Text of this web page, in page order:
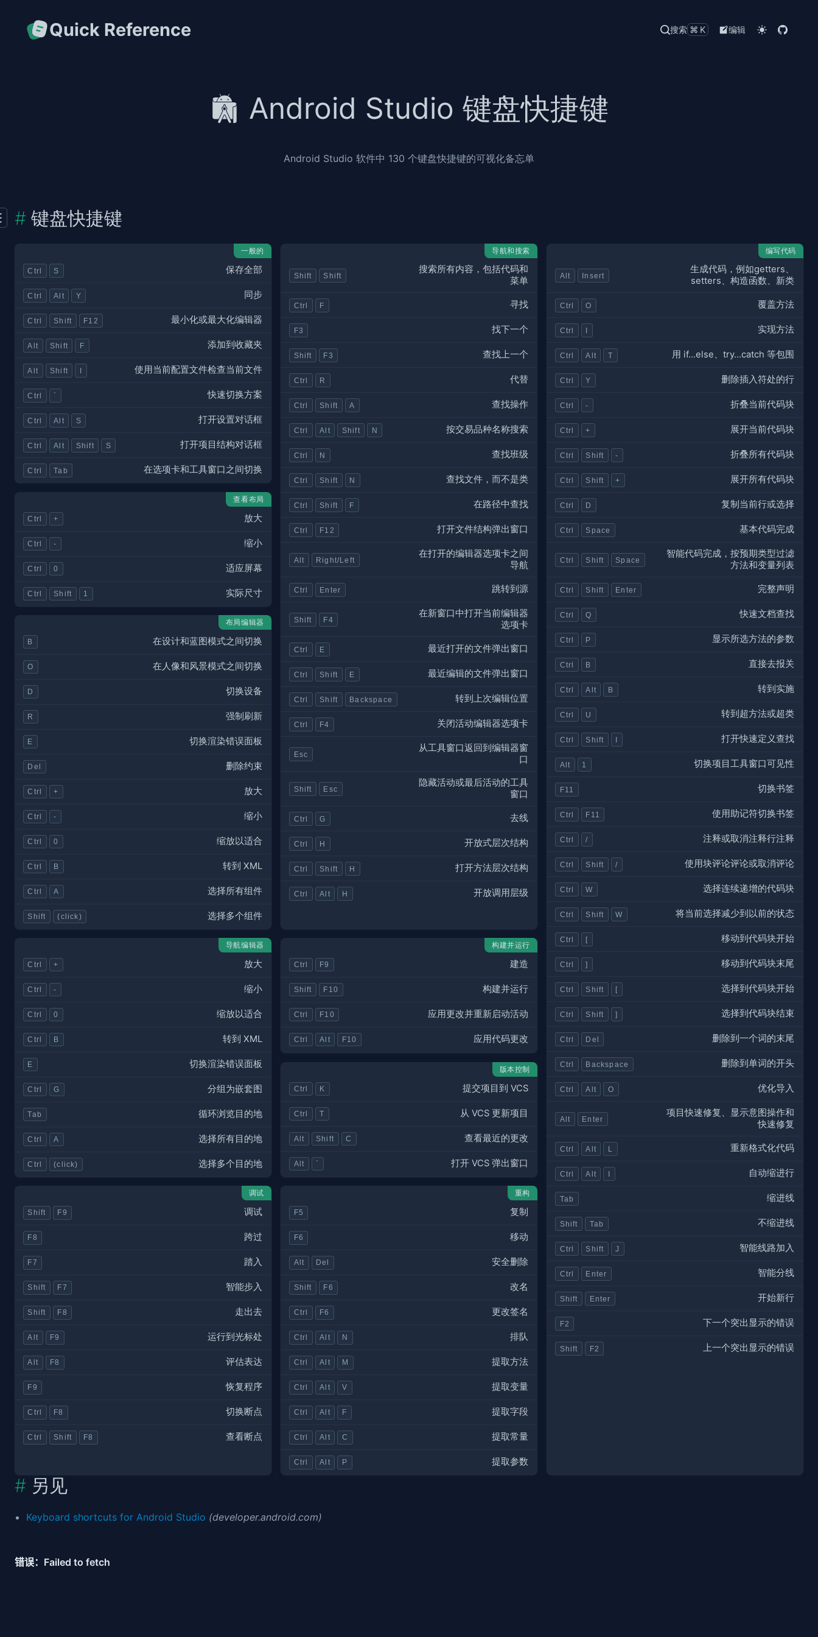
Quick Reference 搜索 ⌘K 编辑
Android Studio 键盘快捷键
Android Studio 软件中 130 个键盘快捷键的可视化备忘单
键盘快捷键
一般的
Ctrl S 保存全部
Ctrl Alt Y 同步
Ctrl Shift F12 最小化或最大化编辑器
Alt Shift F 添加到收藏夹
Alt Shift I 使用当前配置文件检查当前文件
Ctrl ` 快速切换方案
Ctrl Alt S 打开设置对话框
Ctrl Alt Shift S 打开项目结构对话框
Ctrl Tab 在选项卡和工具窗口之间切换
导航和搜索
Shift Shift
搜索所有内容，包括代码和
菜单
Ctrl F 寻找
F3 找下一个
Shift F3 查找上一个
Ctrl R 代替
Ctrl Shift A 查找操作
Ctrl Alt Shift N 按交易品种名称搜索
Ctrl N 查找班级
Ctrl Shift N 查找文件，而不是类
Ctrl Shift F 在路径中查找
Ctrl F12 打开文件结构弹出窗口
Alt Right/Left
在打开的编辑器选项卡之间
导航
Ctrl Enter 跳转到源
Shift F4
在新窗口中打开当前编辑器
选项卡
Ctrl E 最近打开的文件弹出窗口
Ctrl Shift E 最近编辑的文件弹出窗口
Ctrl Shift Backspace 转到上次编辑位置
Ctrl F4 关闭活动编辑器选项卡
Esc
从工具窗口返回到编辑器窗
口
Shift Esc
隐藏活动或最后活动的工具
窗口
Ctrl G 去线
Ctrl H 开放式层次结构
Ctrl Shift H 打开方法层次结构
Ctrl Alt H 开放调用层级
编写代码
Alt Insert
生成代码，例如getters、
setters、构造函数、新类
Ctrl O 覆盖方法
Ctrl I 实现方法
Ctrl Alt T 用 if...else、try...catch 等包围
Ctrl Y 删除插入符处的行
Ctrl - 折叠当前代码块
Ctrl + 展开当前代码块
Ctrl Shift - 折叠所有代码块
Ctrl Shift + 展开所有代码块
Ctrl D 复制当前行或选择
Ctrl Space 基本代码完成
Ctrl Shift Space
智能代码完成，按预期类型过滤
方法和变量列表
Ctrl Shift Enter 完整声明
Ctrl Q 快速文档查找
Ctrl P 显示所选方法的参数
Ctrl B 直接去报关
Ctrl Alt B 转到实施
Ctrl U 转到超方法或超类
Ctrl Shift I 打开快速定义查找
Alt 1 切换项目工具窗口可见性
F11 切换书签
Ctrl F11 使用助记符切换书签
Ctrl / 注释或取消注释行注释
Ctrl Shift / 使用块评论评论或取消评论
Ctrl W 选择连续递增的代码块
Ctrl Shift W 将当前选择减少到以前的状态
Ctrl [ 移动到代码块开始
Ctrl ] 移动到代码块末尾
Ctrl Shift [ 选择到代码块开始
Ctrl Shift ] 选择到代码块结束
Ctrl Del 删除到一个词的末尾
Ctrl Backspace 删除到单词的开头
Ctrl Alt O 优化导入
Alt Enter
项目快速修复、显示意图操作和
快速修复
Ctrl Alt L 重新格式化代码
Ctrl Alt I 自动缩进行
Tab 缩进线
Shift Tab 不缩进线
Ctrl Shift J 智能线路加入
Ctrl Enter 智能分线
Shift Enter 开始新行
F2 下一个突出显示的错误
Shift F2 上一个突出显示的错误
查看布局
Ctrl + 放大
Ctrl - 缩小
Ctrl 0 适应屏幕
Ctrl Shift 1 实际尺寸
布局编辑器
B 在设计和蓝图模式之间切换
O 在人像和风景模式之间切换
D 切换设备
R 强制刷新
E 切换渲染错误面板
Del 删除约束
Ctrl + 放大
Ctrl - 缩小
Ctrl 0 缩放以适合
Ctrl B 转到 XML
Ctrl A 选择所有组件
Shift (click) 选择多个组件
导航编辑器
Ctrl + 放大
Ctrl - 缩小
Ctrl 0 缩放以适合
Ctrl B 转到 XML
E 切换渲染错误面板
Ctrl G 分组为嵌套图
Tab 循环浏览目的地
Ctrl A 选择所有目的地
Ctrl (click) 选择多个目的地
构建并运行
Ctrl F9 建造
Shift F10 构建并运行
Ctrl F10 应用更改并重新启动活动
Ctrl Alt F10 应用代码更改
版本控制
Ctrl K 提交项目到 VCS
Ctrl T 从 VCS 更新项目
Alt Shift C 查看最近的更改
Alt ` 打开 VCS 弹出窗口
调试
Shift F9 调试
F8 跨过
F7 踏入
Shift F7 智能步入
Shift F8 走出去
Alt F9 运行到光标处
Alt F8 评估表达
F9 恢复程序
Ctrl F8 切换断点
Ctrl Shift F8 查看断点
重构
F5 复制
F6 移动
Alt Del 安全删除
Shift F6 改名
Ctrl F6 更改签名
Ctrl Alt N 排队
Ctrl Alt M 提取方法
Ctrl Alt V 提取变量
Ctrl Alt F 提取字段
Ctrl Alt C 提取常量
Ctrl Alt P 提取参数
另见
Keyboard shortcuts for Android Studio (developer.android.com)